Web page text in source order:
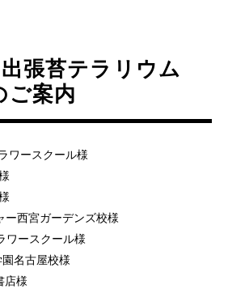
張苔テラリウム
ご案内
ワースクール様
西宮ガーデンズ校様
ースクール様
名古屋校様
店様